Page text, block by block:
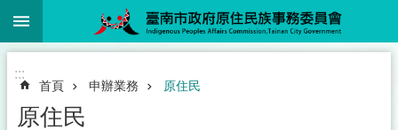
跳到主要內容區塊
:::
首頁 申辦業務 原住民
原住民